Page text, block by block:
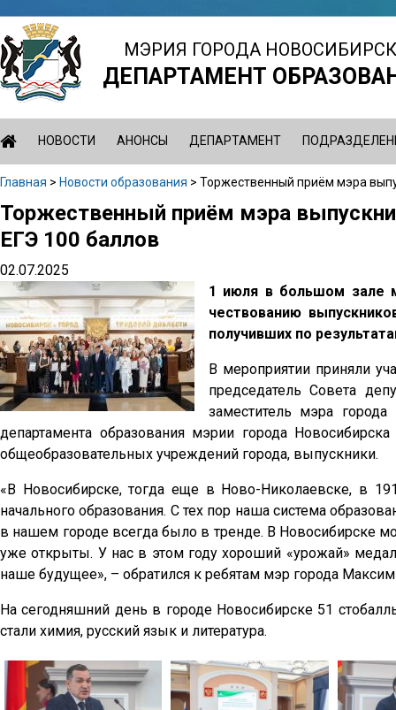
Jump
to
navigation
МЭРИЯ ГОРОДА
ДЕПАРТАМЕНТ
НОВОСТИ АНОНСЫ ДЕПАРТАМЕНТ
Вы
здесь
Главная > Новости образования > Торжественный приём мэра
Back
to
top
Торжественный приём мэра
ЕГЭ 100 баллов
02.07.2025
1 июля в большом зале
чествованию
получивших по
В мероприятии приняли
председатель Совета
заместитель мэра
департамента образования мэрии города
общеобразовательных учреждений города, выпускники.
«В Новосибирске, тогда еще в Ново-Николаевске, в
начального образования. С тех пор наша система
в нашем городе всегда было в тренде. В Новосибирске
уже открыты. У нас в этом году хороший «урожай»
наше будущее», – обратился к ребятам мэр города
На сегодняшний день в городе Новосибирске 51
стали химия, русский язык и литература.